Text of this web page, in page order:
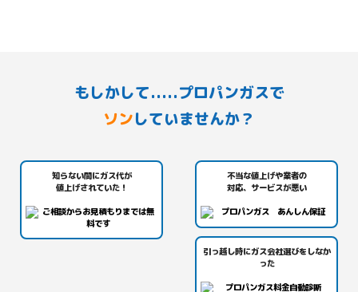
もしかして.....プロパンガスで
ソンしていませんか？
知らない間にガス代が
値上げされていた！
不当な値上げや業者の
対応、サービスが悪い
引っ越し時にガス会社選びをしなか
った